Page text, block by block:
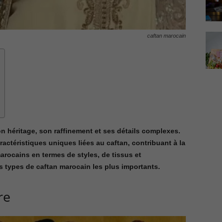
caftan marocain
héritage, son raffinement et ses détails complexes.
uniques liées au caftan, contribuant à la
en termes de styles, de tissus et
types de caftan marocain les plus importants.